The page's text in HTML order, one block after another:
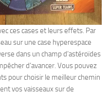
ces cases et leurs effets. Par
sur une case hyperespace
dans un champ d’astéroïdes
d’avancer. Vous pouvez
pour choisir le meilleur chemin
vos vaisseaux sur de